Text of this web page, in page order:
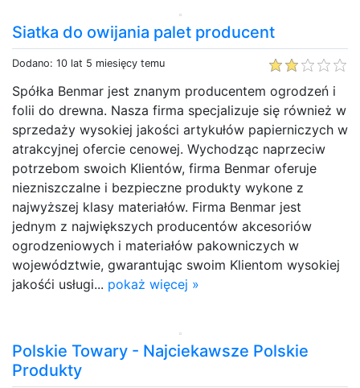
Siatka do owijania palet producent
Dodano: 10 lat 5 miesięcy temu
Spółka Benmar jest znanym producentem ogrodzeń i
folii do drewna. Nasza firma specjalizuje się również w
sprzedaży wysokiej jakości artykułów papierniczych w
atrakcyjnej ofercie cenowej. Wychodząc naprzeciw
potrzebom swoich Klientów, firma Benmar oferuje
niezniszczalne i bezpieczne produkty wykone z
najwyższej klasy materiałów. Firma Benmar jest
jednym z największych producentów akcesoriów
ogrodzeniowych i materiałów pakowniczych w
województwie, gwarantując swoim Klientom wysokiej
jakośći usługi... pokaż więcej »
Polskie Towary - Najciekawsze Polskie
Produkty